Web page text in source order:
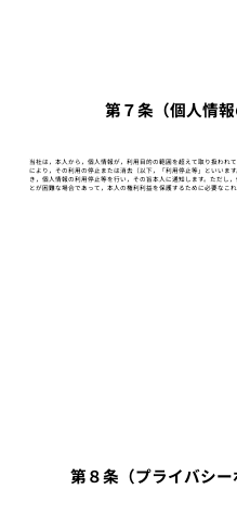
第７条（個人情報
当社は，本人から，個人情報が，利用目的の範囲を超えて取り扱われ
により，その利用の停止または消去（以下，「利用停止等」といいま
き，個人情報の利用停止等を行い，その旨本人に通知します。ただし
とが困難な場合であって，本人の権利利益を保護するために必要なこ
第８条（プライバシー